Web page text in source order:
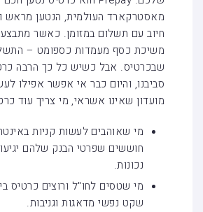
מאסטרקארד העולמית, הנטען מראש
חיוב עם תשלום במזומן. כאשר
משיכת כסף מעמדות כספומט –
שבכרטיס. אבל כשיש כל כך הרבה
סביבנו, והיום כבר אי אפשר אפילו
מועדון שאינו אשראי, מי צריך עוד
מי שאוהבים לעשות קניות
חוששים שפרטי הבנק שלהם
נכונות.
מי שטסים לחו"ל ורוצים כרטיס
שקט נפשי מדאגות וגניבות.